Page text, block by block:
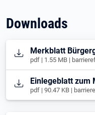
Downloads
Öffnet in neuem Tab
Merkblatt
pdf | 1.55 MB |
Öffnet in neuem Tab
Einlegeblatt zum
pdf | 90.47 KB |